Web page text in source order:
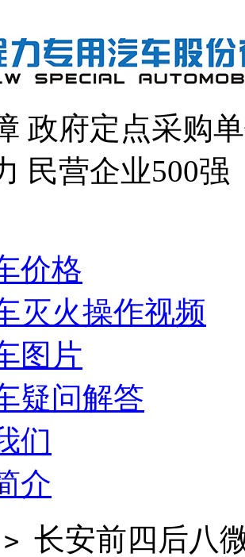
政府定点采购
民营企业500强
价格
灭火操作视频
图片
疑问解答
们
介
> 长安前四后八